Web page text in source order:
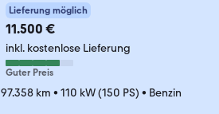
Lieferung möglich
11.500 €
inkl. kostenlose Lieferung
Guter Preis
97.358 km • 110 kW (150 PS) • Benzin